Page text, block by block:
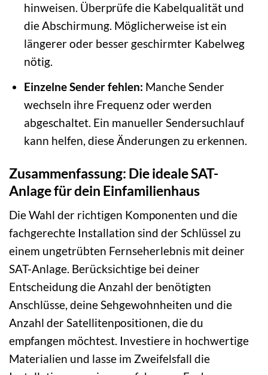
hinweisen. Überprüfe die Kabelqualität und
die Abschirmung. Möglicherweise ist ein
längerer oder besser geschirmter Kabelweg
nötig.
Einzelne Sender fehlen: Manche Sender
wechseln ihre Frequenz oder werden
abgeschaltet. Ein manueller Sendersuchlauf
kann helfen, diese Änderungen zu erkennen.
Zusammenfassung: Die ideale SAT-
Anlage für dein Einfamilienhaus
Die Wahl der richtigen Komponenten und die
fachgerechte Installation sind der Schlüssel zu
einem ungetrübten Fernseherlebnis mit deiner
SAT-Anlage. Berücksichtige bei deiner
Entscheidung die Anzahl der benötigten
Anschlüsse, deine Sehgewohnheiten und die
Anzahl der Satellitenpositionen, die du
empfangen möchtest. Investiere in hochwertige
Materialien und lasse im Zweifelsfall die